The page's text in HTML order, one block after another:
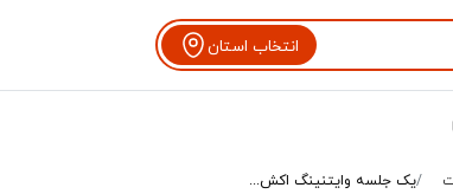
انتخاب استان
یک جلسه وایتنینگ اکش...